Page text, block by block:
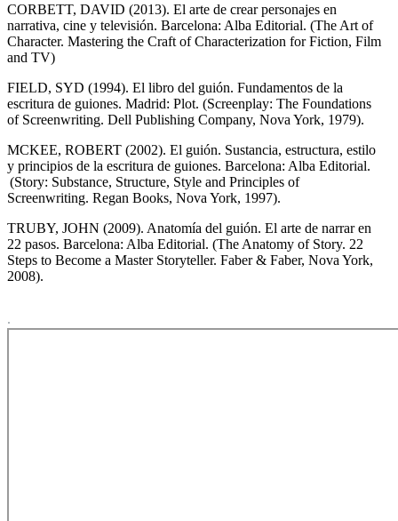
CORBETT, DAVID (2013). El arte de crear personajes en
narrativa, cine y televisión. Barcelona: Alba Editorial. (The Art of
Character. Mastering the Craft of Characterization for Fiction, Film
and TV)
FIELD, SYD (1994). El libro del guión. Fundamentos de la
escritura de guiones. Madrid: Plot. (Screenplay: The Foundations
of Screenwriting. Dell Publishing Company, Nova York, 1979).
MCKEE, ROBERT (2002). El guión. Sustancia, estructura, estilo
y principios de la escritura de guiones. Barcelona: Alba Editorial.
(Story: Substance, Structure, Style and Principles of
Screenwriting. Regan Books, Nova York, 1997).
TRUBY, JOHN (2009). Anatomía del guión. El arte de narrar en
22 pasos. Barcelona: Alba Editorial. (The Anatomy of Story. 22
Steps to Become a Master Storyteller. Faber & Faber, Nova York,
2008).